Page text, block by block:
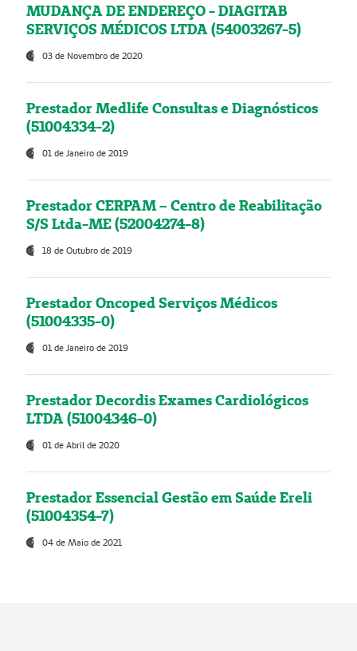
MUDANÇA DE ENDEREÇO - DIAGITAB
SERVIÇOS MÉDICOS LTDA (54003267-5)
03 de Novembro de 2020
Prestador Medlife Consultas e Diagnósticos
(51004334-2)
01 de Janeiro de 2019
Prestador CERPAM – Centro de Reabilitação
S/S Ltda-ME (52004274-8)
18 de Outubro de 2019
Prestador Oncoped Serviços Médicos
(51004335-0)
01 de Janeiro de 2019
Prestador Decordis Exames Cardiológicos
LTDA (51004346-0)
01 de Abril de 2020
Prestador Essencial Gestão em Saúde Ereli
(51004354-7)
04 de Maio de 2021